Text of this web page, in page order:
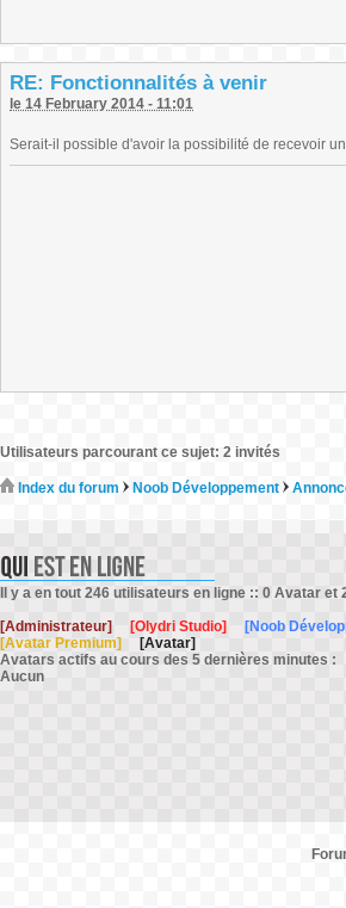
RE: Fonctionnalités à venir
le 14 February 2014 - 11:01
Serait-il possible d'avoir la possibilité de recevoir
Utilisateurs parcourant ce sujet: 2 invités
Index du forum Noob Développement
Il y a en tout 246 utilisateurs en ligne :: 0 Avatar et
[Administrateur]
[Olydri Studio] [Noob
[Avatar Premium]
[Avatar]
Avatars actifs au cours des 5 dernières minutes :
Aucun